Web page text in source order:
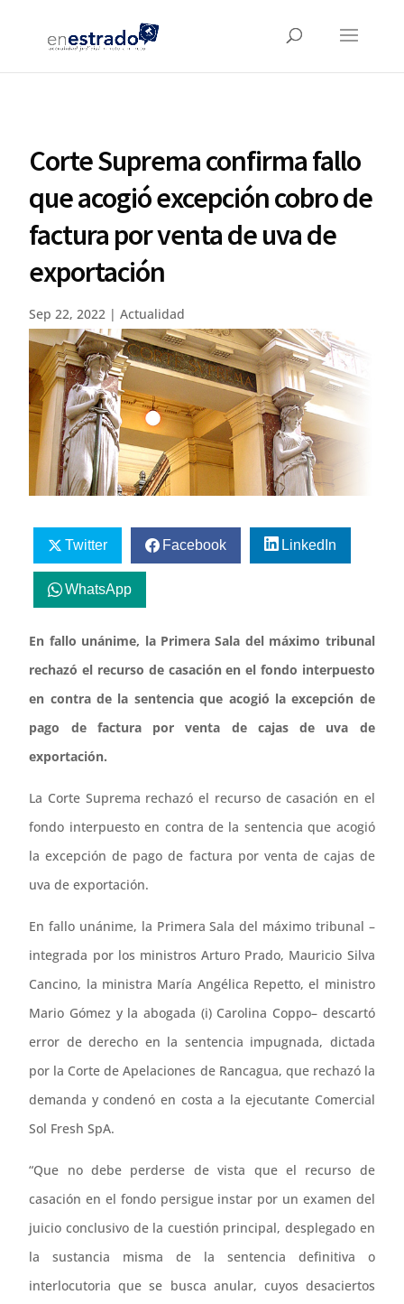
Corte Suprema confirma fallo
que acogió excepción cobro de
factura por venta de uva de
exportación
Sep 22, 2022 |Actualidad
Twitter Facebook LinkedIn
WhatsApp
En fallo unánime, la Primera Sala del máximo tribunal
rechazó el recurso de casación en el fondo interpuesto
en contra de la sentencia que acogió la excepción de
pago de factura por venta de cajas de uva de
exportación.
La Corte Suprema rechazó el recurso de casación en el
fondo interpuesto en contra de la sentencia que acogió
la excepción de pago de factura por venta de cajas de
uva de exportación.
En fallo unánime, la Primera Sala del máximo tribunal –
integrada por los ministros Arturo Prado, Mauricio Silva
Cancino, la ministra María Angélica Repetto, el ministro
Mario Gómez y la abogada (i) Carolina Coppo– descartó
error de derecho en la sentencia impugnada, dictada
por la Corte de Apelaciones de Rancagua, que rechazó la
demanda y condenó en costa a la ejecutante Comercial
Sol Fresh SpA.
“Que no debe perderse de vista que el recurso de
casación en el fondo persigue instar por un examen del
juicio conclusivo de la cuestión principal, desplegado en
la sustancia misma de la sentencia definitiva o
interlocutoria que se busca anular, cuyos desaciertos